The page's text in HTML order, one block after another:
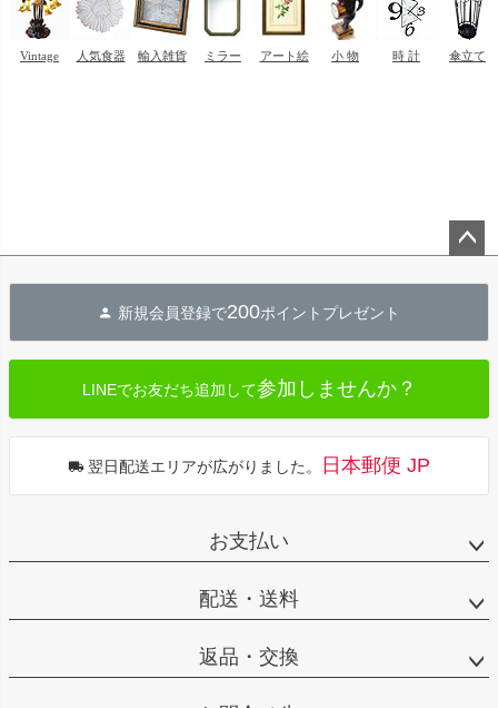
へ
新規会員登録で200ポイントプレゼント
LINEでお友だち追加して参加しませんか？
翌日配送エリアが広がりました。 日本郵便 JP
お支払い
配送・送料
返品・交換